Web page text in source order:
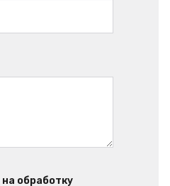
на обработку